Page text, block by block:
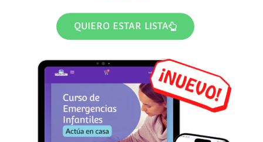
QUIERO ESTAR LISTA